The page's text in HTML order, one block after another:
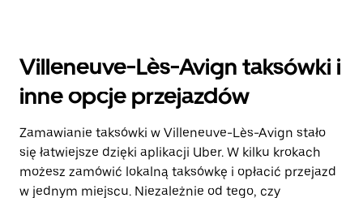
Villeneuve-Lès-Avign taksówki i
inne opcje przejazdów
Zamawianie taksówki w Villeneuve-Lès-Avign stało
się łatwiejsze dzięki aplikacji Uber. W kilku krokach
możesz zamówić lokalną taksówkę i opłacić przejazd
w jednym miejscu. Niezależnie od tego, czy